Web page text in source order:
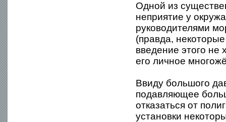
Одной из
неприятие у
руководителями
(правда,
введение этого не
его личное
Ввиду большого
подавляющее
отказаться от
установки